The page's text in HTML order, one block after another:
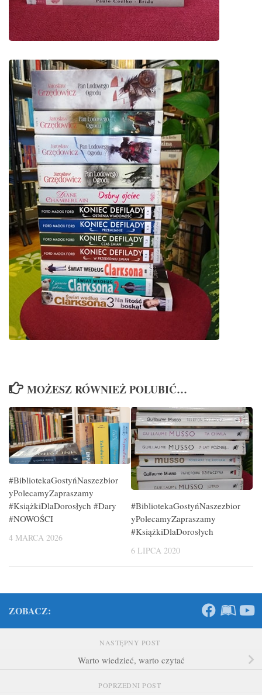
MOŻESZ RÓWNIEŻ POLUBIĆ…
#BibliotekaGostyńNaszezbior
yPolecamyZapraszamy
#KsiążkiDlaDorosłych #Dary
#NOWOŚCI
4 MARCA 2026
#BibliotekaGostyńNaszezbior
yPolecamyZapraszamy
#KsiążkiDlaDorosłych
6 LIPCA 2020
ZOBACZ:
NASTĘPNY POST
Warto wiedzieć, warto czytać
POPRZEDNI POST